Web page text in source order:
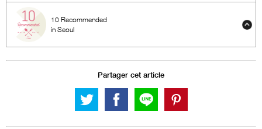
10 Recommended
in Seoul
Partager cet article